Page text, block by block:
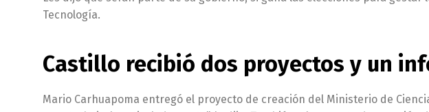
Tecnología.
Castillo recibió dos proyectos y un
Mario Carhuapoma entregó el proyecto de creación del Ministerio de